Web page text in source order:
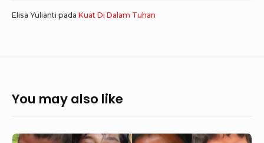
Elisa Yulianti pada Kuat Di Dalam Tuhan
You may also like